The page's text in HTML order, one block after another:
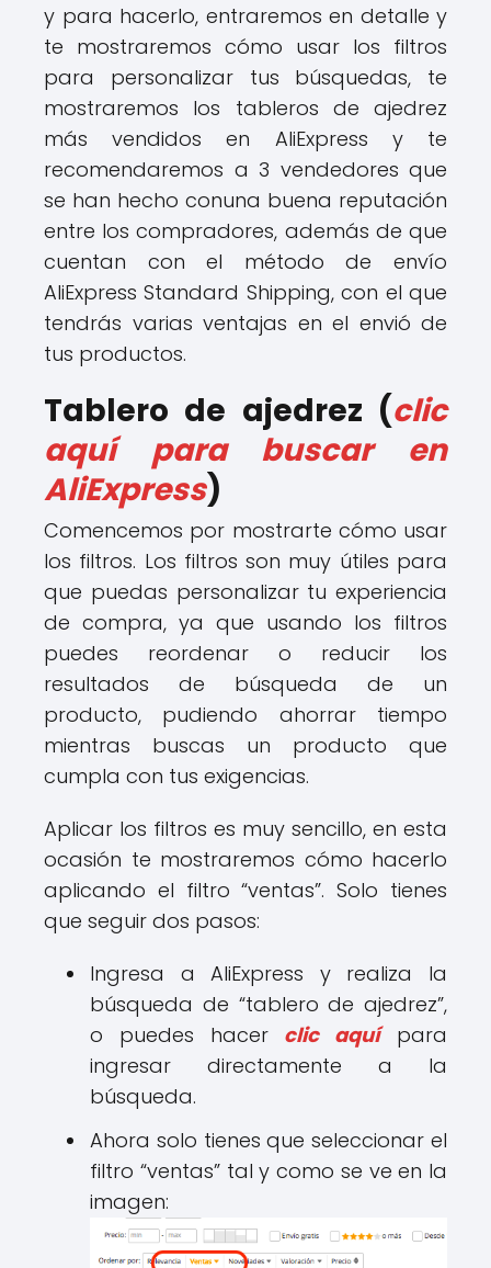
y para hacerlo, entraremos en detalle y
te mostraremos cómo usar los filtros
para personalizar tus búsquedas, te
mostraremos los tableros de ajedrez
más vendidos en AliExpress y te
recomendaremos a 3 vendedores que
se han hecho conuna buena reputación
entre los compradores, además de que
cuentan con el método de envío
AliExpress Standard Shipping, con el que
tendrás varias ventajas en el envió de
tus productos.
Tablero de ajedrez (clic
aquí para buscar en
AliExpress)
Comencemos por mostrarte cómo usar
los filtros. Los filtros son muy útiles para
que puedas personalizar tu experiencia
de compra, ya que usando los filtros
puedes reordenar o reducir los
resultados de búsqueda de un
producto, pudiendo ahorrar tiempo
mientras buscas un producto que
cumpla con tus exigencias.
Aplicar los filtros es muy sencillo, en esta
ocasión te mostraremos cómo hacerlo
aplicando el filtro “ventas”. Solo tienes
que seguir dos pasos:
Ingresa a AliExpress y realiza la
búsqueda de “tablero de ajedrez”,
o puedes hacer clic aquípara
ingresar directamente a la
búsqueda.
Ahora solo tienes que seleccionar el
filtro “ventas” tal y como se ve en la
imagen: